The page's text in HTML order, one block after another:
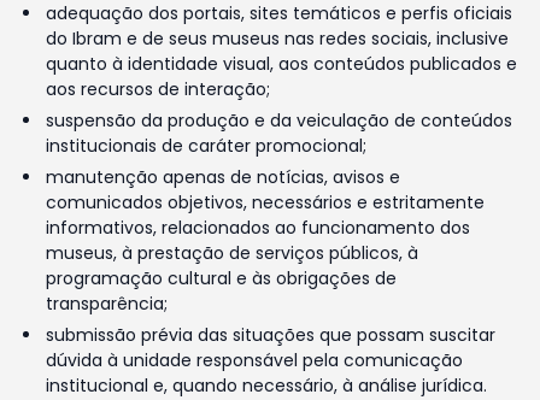
adequação dos portais, sites temáticos e perfis oficiais
do Ibram e de seus museus nas redes sociais, inclusive
quanto à identidade visual, aos conteúdos publicados e
aos recursos de interação;
suspensão da produção e da veiculação de conteúdos
institucionais de caráter promocional;
manutenção apenas de notícias, avisos e
comunicados objetivos, necessários e estritamente
informativos, relacionados ao funcionamento dos
museus, à prestação de serviços públicos, à
programação cultural e às obrigações de
transparência;
submissão prévia das situações que possam suscitar
dúvida à unidade responsável pela comunicação
institucional e, quando necessário, à análise jurídica.